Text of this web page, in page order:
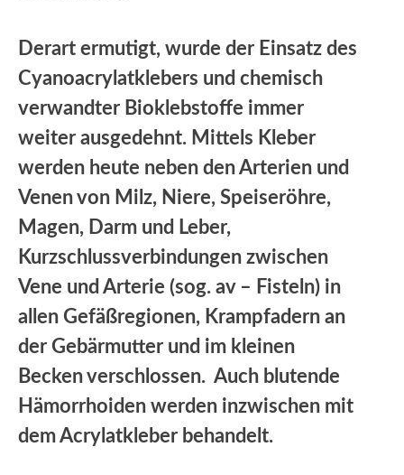
Derart ermutigt, wurde der Einsatz des
Cyanoacrylatklebers und chemisch
verwandter Bioklebstoffe immer
weiter ausgedehnt. Mittels Kleber
werden heute neben den Arterien und
Venen von Milz, Niere, Speiseröhre,
Magen, Darm und Leber,
Kurzschlussverbindungen zwischen
Vene und Arterie (sog. av – Fisteln) in
allen Gefäßregionen, Krampfadern an
der Gebärmutter und im kleinen
Becken verschlossen. Auch blutende
Hämorrhoiden werden inzwischen mit
dem Acrylatkleber behandelt.